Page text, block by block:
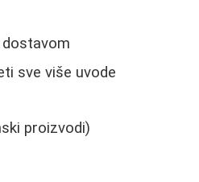
dostavom
sve više uvode
proizvodi)